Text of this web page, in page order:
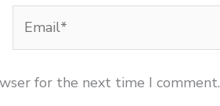
for the next time I comment.